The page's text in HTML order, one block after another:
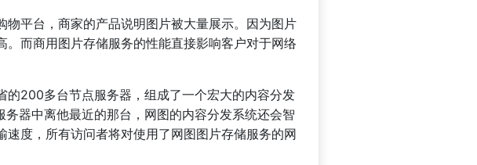
平台，商家的产品说明图片被大量展示。因为图片
而商用图片存储服务的性能直接影响客户对于网络
200多台节点服务器，组成了一个宏大的内容分发
器中离他最近的那台，网图的内容分发系统还会智
度，所有访问者将对使用了网图图片存储服务的网